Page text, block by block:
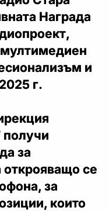
Награда
и
г.
получи
за
се
, за
които